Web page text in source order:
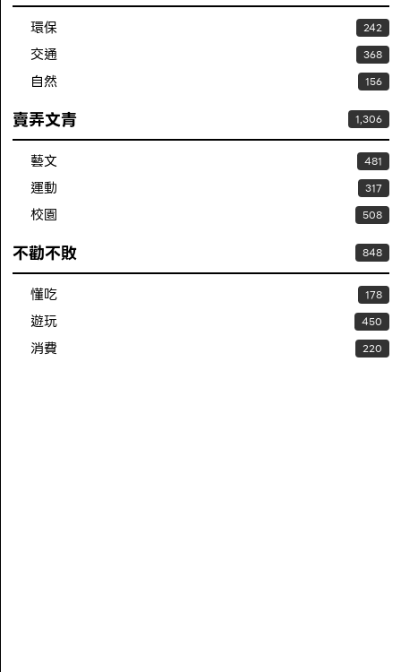
環保 242
交通 368
自然 156
賣弄文青 1,306
藝文 481
運動 317
校園 508
不勸不敗 848
懂吃 178
遊玩 450
消費 220